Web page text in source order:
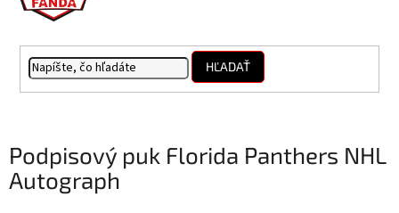
HĽADAŤ
Podpisový puk Florida Panthers NHL
Autograph